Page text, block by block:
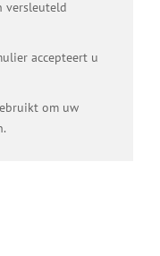
versleuteld
accepteert u
om uw